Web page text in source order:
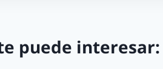
puede interesar: